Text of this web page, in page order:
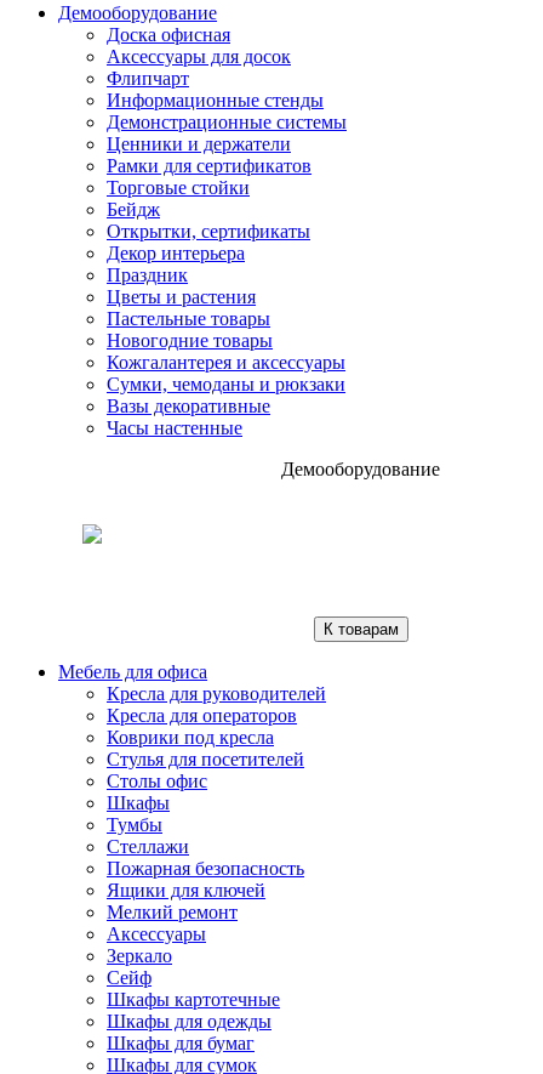
Демооборудование
Доска офисная
Аксессуары для досок
Флипчарт
Информационные стенды
Демонстрационные системы
Ценники и держатели
Рамки для сертификатов
Торговые стойки
Бейдж
Открытки, сертификаты
Декор интерьера
Праздник
Цветы и растения
Пастельные товары
Новогодние товары
Кожгалантерея и аксессуары
Сумки, чемоданы и рюкзаки
Вазы декоративные
Часы настенные
Демооборудование
К товарам
Мебель для офиса
Кресла для руководителей
Кресла для операторов
Коврики под кресла
Стулья для посетителей
Столы офис
Шкафы
Тумбы
Стеллажи
Пожарная безопасность
Ящики для ключей
Мелкий ремонт
Аксессуары
Зеркало
Сейф
Шкафы картотечные
Шкафы для одежды
Шкафы для бумаг
Шкафы для сумок